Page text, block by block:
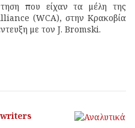
που είχαν τα μέλη της
(WCA), στην Κρακοβία
με τον J. Bromski.